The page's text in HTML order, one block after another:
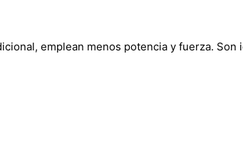
emplean menos potencia y fuerza.